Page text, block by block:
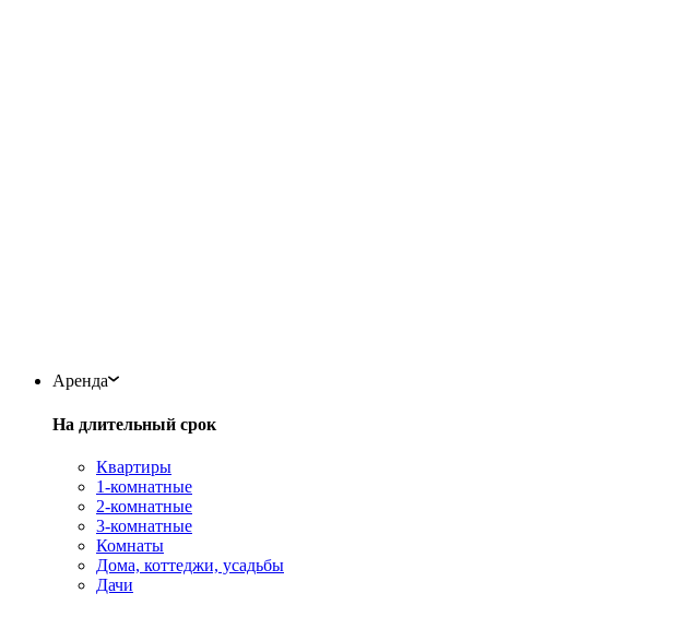
Аренда
На длительный срок
Квартиры
1-комнатные
2-комнатные
3-комнатные
Комнаты
Дома, коттеджи, усадьбы
Дачи